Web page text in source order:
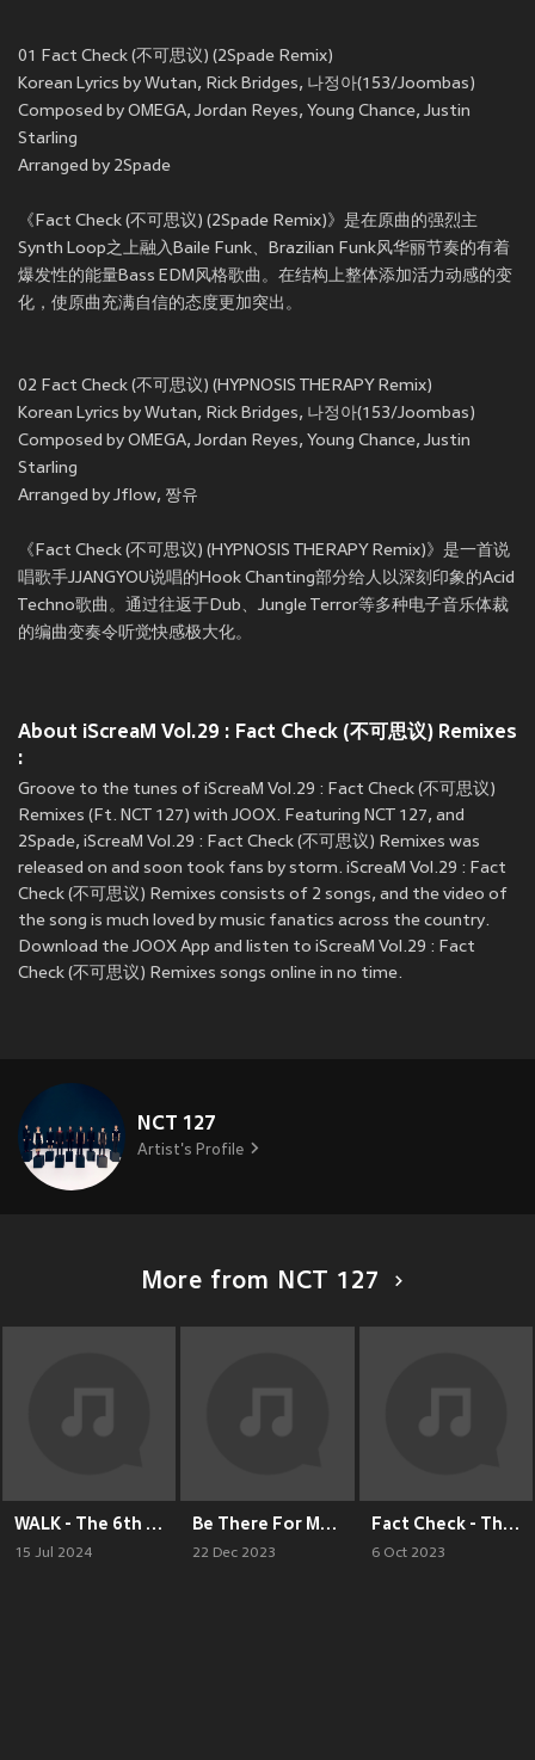
01 Fact Check (不可思议) (2Spade Remix)
Korean Lyrics by Wutan, Rick Bridges, 나정아(153/Joombas)
Composed by OMEGA, Jordan Reyes, Young Chance, Justin
Starling
Arranged by 2Spade
《Fact Check (不可思议) (2Spade Remix)》是在原曲的强烈主
Synth Loop之上融入Baile Funk、Brazilian Funk风华丽节奏的有着
爆发性的能量Bass EDM风格歌曲。在结构上整体添加活力动感的变
化，使原曲充满自信的态度更加突出。
02 Fact Check (不可思议) (HYPNOSIS THERAPY Remix)
Korean Lyrics by Wutan, Rick Bridges, 나정아(153/Joombas)
Composed by OMEGA, Jordan Reyes, Young Chance, Justin
Starling
Arranged by Jflow, 짱유
《Fact Check (不可思议) (HYPNOSIS THERAPY Remix)》是一首说
唱歌手JJANGYOU说唱的Hook Chanting部分给人以深刻印象的Acid
Techno歌曲。通过往返于Dub、Jungle Terror等多种电子音乐体裁
的编曲变奏令听觉快感极大化。
About iScreaM Vol.29 : Fact Check (不可思议) Remixes
:
Groove to the tunes of iScreaM Vol.29 : Fact Check (不可思议)
Remixes (Ft. NCT 127) with JOOX. Featuring NCT 127, and
2Spade, iScreaM Vol.29 : Fact Check (不可思议) Remixes was
released on and soon took fans by storm. iScreaM Vol.29 : Fact
Check (不可思议) Remixes consists of 2 songs, and the video of
the song is much loved by music fanatics across the country.
Download the JOOX App and listen to iScreaM Vol.29 : Fact
Check (不可思议) Remixes songs online in no time.
NCT 127
Artist's Profile
More from NCT 127
WALK - The 6th Album
15 Jul 2024
Be There For Me - Winter Special Single
22 Dec 2023
Fact Check - The 5th Album
6 Oct 2023